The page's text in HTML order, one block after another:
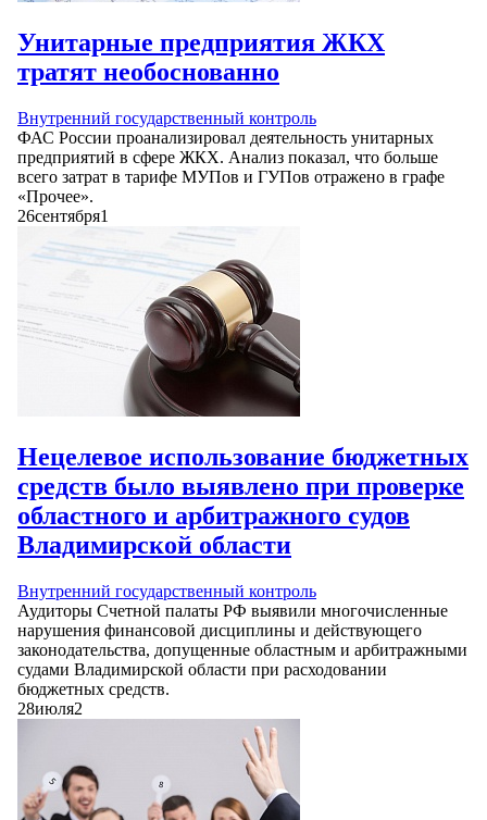
Унитарные предприятия ЖКХ
тратят необоснованно
Внутренний государственный контроль
ФАС России проанализировал деятельность унитарных
предприятий в сфере ЖКХ. Анализ показал, что больше
всего затрат в тарифе МУПов и ГУПов отражено в графе
«Прочее».
26сентября1
Нецелевое использование бюджетных
средств было выявлено при проверке
областного и арбитражного судов
Владимирской области
Внутренний государственный контроль
Аудиторы Счетной палаты РФ выявили многочисленные
нарушения финансовой дисциплины и действующего
законодательства, допущенные областным и арбитражными
судами Владимирской области при расходовании
бюджетных средств.
28июля2